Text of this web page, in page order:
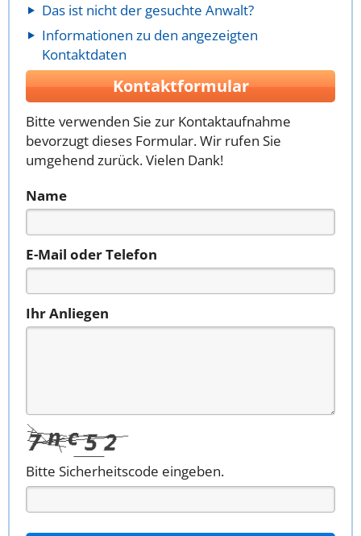
Das ist nicht der gesuchte Anwalt?
Informationen zu den angezeigten
Kontaktdaten
Kontaktformular
Bitte verwenden Sie zur Kontaktaufnahme
bevorzugt dieses Formular. Wir rufen Sie
umgehend zurück. Vielen Dank!
Name
E-Mail oder Telefon
Ihr Anliegen
Bitte Sicherheitscode eingeben.